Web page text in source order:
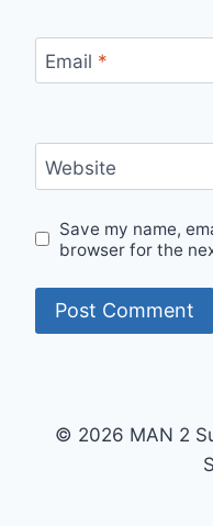
Email *
Website
Save my name,
browser for the
© 2026 MAN 2